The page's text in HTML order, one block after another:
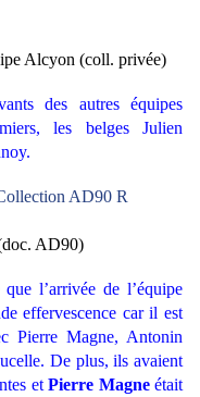
Alcyon (coll. privée)
des autres équipes
les belges Julien
AD90)
l’arrivée de l’équipe
effervescence car il est
Pierre Magne, Antonin
De plus, ils avaient
etPierre Magneétait